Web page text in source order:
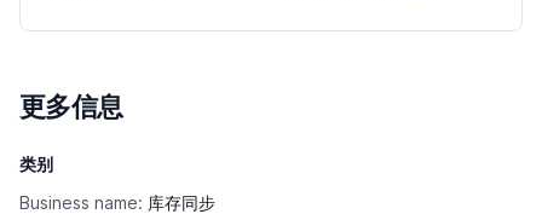
更多信息
类别
Business name: 库存同步